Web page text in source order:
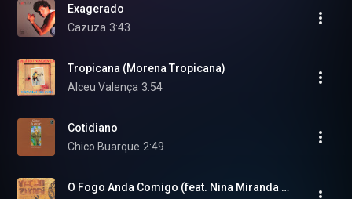
Exagerado
Cazuza 3:43
Tropicana (Morena Tropicana)
Alceu Valença 3:54
Cotidiano
Chico Buarque 2:49
O Fogo Anda Comigo (feat. Nina Miranda & Catatau)